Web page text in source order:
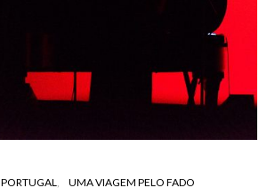
PORTUGAL UMA VIAGEM PELO FADO